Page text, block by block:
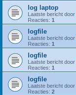
log laptop
Laatste bericht door
Reacties: 1
logfile
Laatste bericht door
Reacties: 1
logfile
Laatste bericht door
Reacties: 1
logfile
Laatste bericht door
Reacties: 2